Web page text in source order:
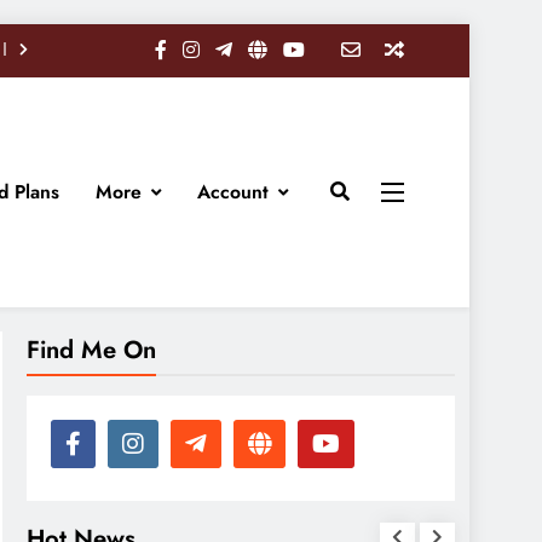
Plans More Account
Find Me On